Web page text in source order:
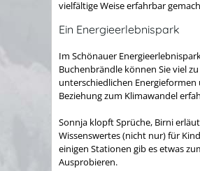
vielfältige Weise erfahrbar
Ein Energieerlebnispark
Im Schönauer
Buchenbrändle können Sie viel
unterschiedlichen Energieformen
Beziehung zum Klimawandel
Sonnja klopft Sprüche, Birni
Wissenswertes (nicht nur) für
einigen Stationen gib es etwas
Ausprobieren.